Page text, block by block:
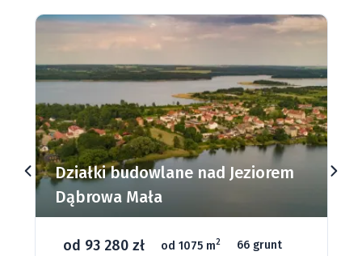
Działki budowlane nad Jeziorem
Dąbrowa Mała
od 93 280 zł od 1075 m2 66 grunt